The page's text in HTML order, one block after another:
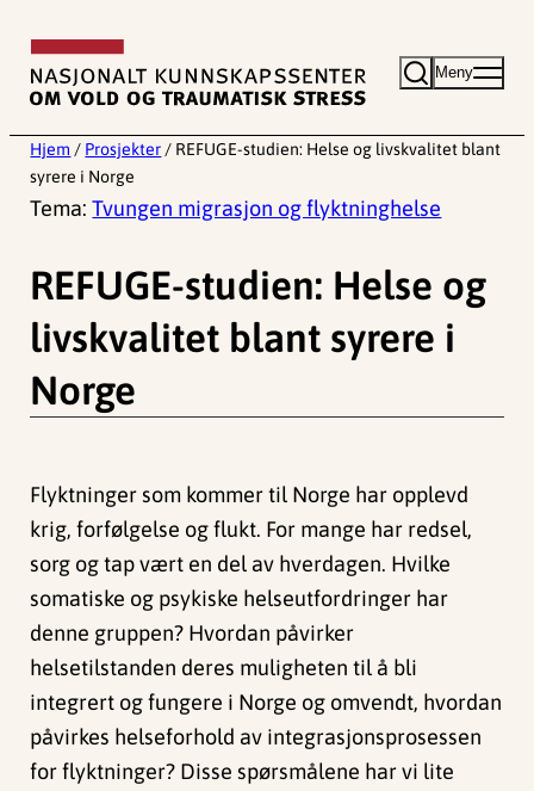
innhold
Meny
Hjem / Prosjekter / REFUGE-studien: Helse og livskvalitet blant
syrere i Norge
Tema:Tvungen migrasjon og flyktninghelse
REFUGE-studien: Helse og
livskvalitet blant syrere i
Norge
Flyktninger som kommer til Norge har opplevd
krig, forfølgelse og flukt. For mange har redsel,
sorg og tap vært en del av hverdagen. Hvilke
somatiske og psykiske helseutfordringer har
denne gruppen? Hvordan påvirker
helsetilstanden deres muligheten til å bli
integrert og fungere i Norge og omvendt, hvordan
påvirkes helseforhold av integrasjonsprosessen
for flyktninger? Disse spørsmålene har vi lite